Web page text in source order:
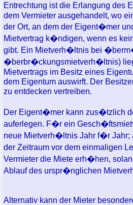
Entrechtung ist die Erlangung des
dem Vermieter ausgehandelt, wo
der Ort, an dem der Eigent�mer
Mietvertrag k�ndigen, wenn es
gibt. Ein Mietverh�ltnis bei
�berbr�ckungsmietverh�ltnis)
Mietvertrags im Besitz eines
dem Eigentum auswirft. Der
zu entdecken vertreiben.
Der Eigent�mer kann zus�tzlich
auferlegen. F�r ein
neue Mietverh�ltnis Jahr f�r Jahr;
der Zeitraum vor dem einmaligen
Vermieter die Miete erh�hen,
Ablauf des urspr�nglichen
Alternativ kann der Mieter